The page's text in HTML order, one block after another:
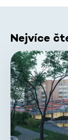
Nejvíce